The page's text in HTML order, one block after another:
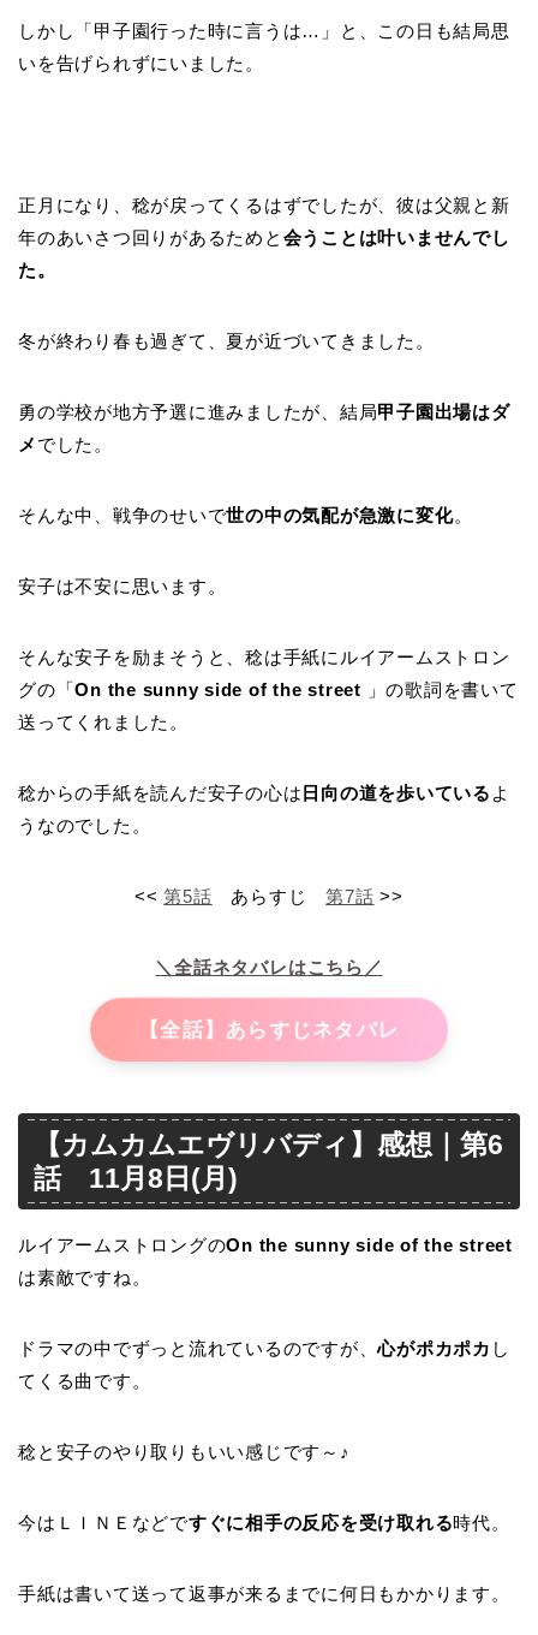
しかし「甲子園行った時に言うは…」と、この日も結局思
いを告げられずにいました。
正月になり、稔が戻ってくるはずでしたが、彼は父親と新
年のあいさつ回りがあるためと 会うことは叶いませんでし
た。
冬が終わり春も過ぎて、夏が近づいてきました。
勇の学校が地方予選に進みましたが、結局甲子園出場はダ
メ でした。
そんな中、戦争のせいで世の中の気配が急激に変化。
安子は不安に思います。
そんな安子を励まそうと、稔は手紙にルイアームストロン
グの「On the sunny side of the street 」の歌詞を書いて
送ってくれました。
稔からの手紙を読んだ安子の心は 日向の道を歩いている よ
うなのでした。
<<第5話 あらすじ第7話 >>
＼全話ネタバレはこちら／
【全話】あらすじネタバレ
【カムカムエヴリバディ】感想｜第6
話 11月8日(月)
ルイアームストロングのOn the sunny side of the street
は素敵ですね。
ドラマの中でずっと流れているのですが、心がポカポカ し
てくる曲です。
稔と安子のやり取りもいい感じです～♪
今はＬＩＮＥなどですぐに相手の反応を受け取れる時代。
手紙は書いて送って返事が来るまでに何日もかかります。